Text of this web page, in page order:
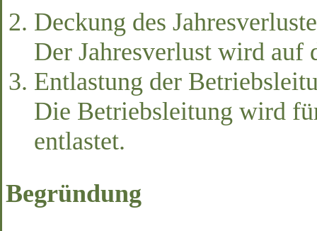
Deckung des
Der Jahresverlust wird auf
Entlastung der
Die Betriebsleitung wird
entlastet.
Begründung